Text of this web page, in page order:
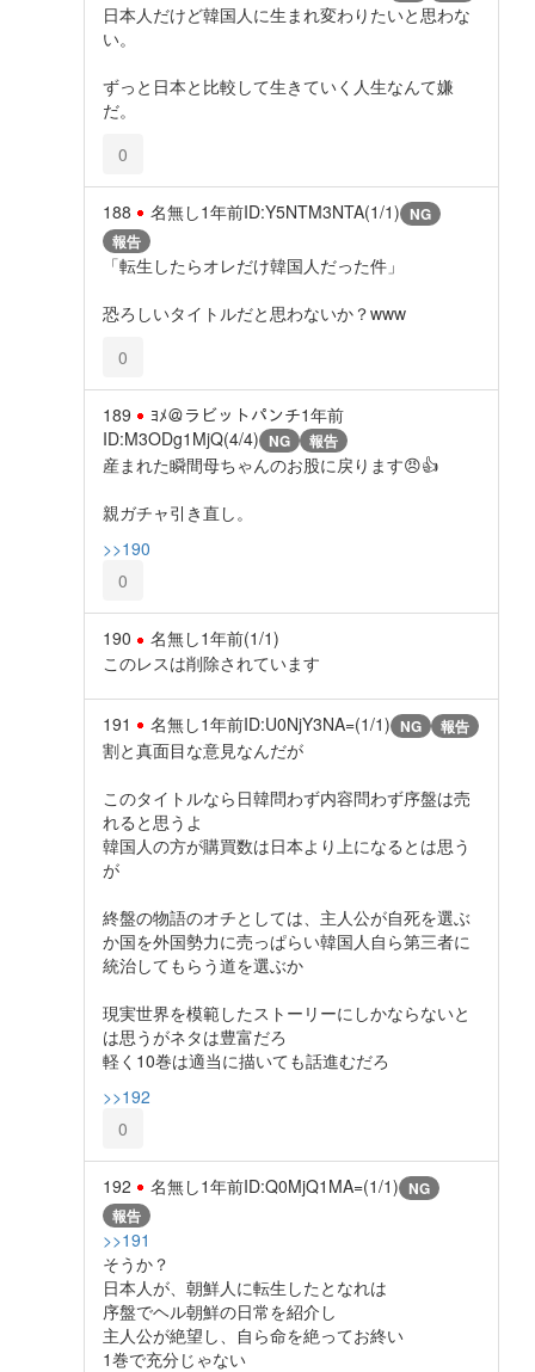
日本人だけど韓国人に生まれ変わりたいと思わな
い。
ずっと日本と比較して生きていく人生なんて嫌
だ。
0
188 名無し1年前ID:Y5NTM3NTA(1/1) NG
報告
「転生したらオレだけ韓国人だった件」
恐ろしいタイトルだと思わないか？www
0
189 ﾖﾒ＠ラビットパンチ1年前
ID:M3ODg1MjQ(4/4) NG 報告
産まれた瞬間母ちゃんのお股に戻ります😠👍
親ガチャ引き直し。
>>190
0
190 名無し1年前(1/1)
このレスは削除されています
191 名無し1年前ID:U0NjY3NA=(1/1) NG 報告
割と真面目な意見なんだが
このタイトルなら日韓問わず内容問わず序盤は売
れると思うよ
韓国人の方が購買数は日本より上になるとは思う
が
終盤の物語のオチとしては、主人公が自死を選ぶ
か国を外国勢力に売っぱらい韓国人自ら第三者に
統治してもらう道を選ぶか
現実世界を模範したストーリーにしかならないと
は思うがネタは豊富だろ
軽く10巻は適当に描いても話進むだろ
>>192
0
192 名無し1年前ID:Q0MjQ1MA=(1/1) NG
報告
>>191
そうか？
日本人が、朝鮮人に転生したとなれは
序盤でヘル朝鮮の日常を紹介し
主人公が絶望し、自ら命を絶ってお終い
1巻で充分じゃない